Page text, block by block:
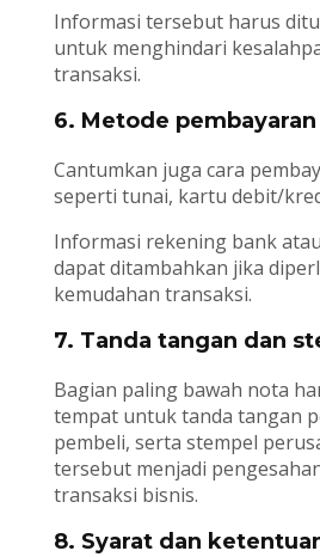
Informasi tersebut harus
untuk menghindari
transaksi.
6. Metode pembayaran
Cantumkan juga cara
seperti tunai, kartu debit/
Informasi rekening bank atau
dapat ditambahkan jika
kemudahan transaksi.
7. Tanda tangan dan
Bagian paling bawah nota
tempat untuk tanda tangan
pembeli, serta stempel
tersebut menjadi
transaksi bisnis.
8. Syarat dan